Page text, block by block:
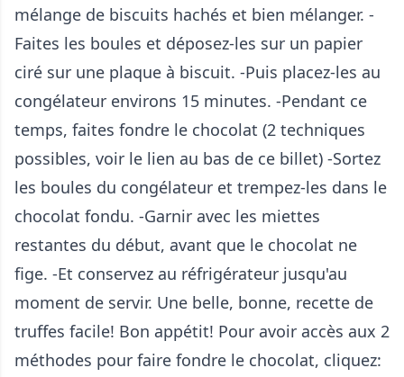
mélange de biscuits hachés et bien mélanger. -
Faites les boules et déposez-les sur un papier
ciré sur une plaque à biscuit. -Puis placez-les au
congélateur environs 15 minutes. -Pendant ce
temps, faites fondre le chocolat (2 techniques
possibles, voir le lien au bas de ce billet) -Sortez
les boules du congélateur et trempez-les dans le
chocolat fondu. -Garnir avec les miettes
restantes du début, avant que le chocolat ne
fige. -Et conservez au réfrigérateur jusqu'au
moment de servir. Une belle, bonne, recette de
truffes facile! Bon appétit! Pour avoir accès aux 2
méthodes pour faire fondre le chocolat, cliquez: